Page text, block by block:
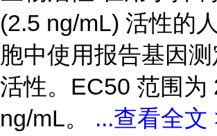
(2.5 ng/mL) 活性的
胞中使用报告基因
活性。EC50 范围为
ng/mL。 ...查看全文